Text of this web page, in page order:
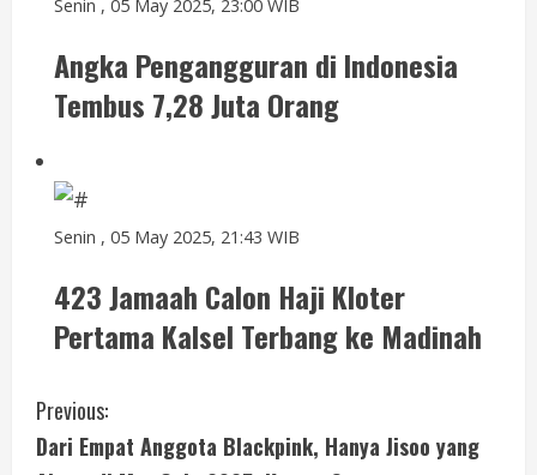
Senin , 05 May 2025, 23:00 WIB
Angka Pengangguran di Indonesia
Tembus 7,28 Juta Orang
Senin , 05 May 2025, 21:43 WIB
423 Jamaah Calon Haji Kloter
Pertama Kalsel Terbang ke Madinah
C
Previous:
Dari Empat Anggota Blackpink, Hanya Jisoo yang